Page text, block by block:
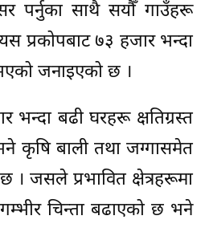
पर्नुका साथै सयौँ गाउँहरू
प्रकोपबाट ७३ हजार भन्दा
जनाइएको छ ।
भन्दा बढी घरहरू क्षतिग्रस्त
कृषि बाली तथा जग्गासमेत
। जसले प्रभावित क्षेत्रहरूमा
गम्भीर चिन्ता बढाएको छ भने